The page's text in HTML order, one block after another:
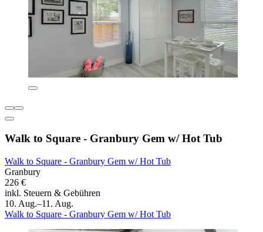
Walk to Square - Granbury Gem w/ Hot Tub
Walk to Square - Granbury Gem w/ Hot Tub
Granbury
226 €
inkl. Steuern & Gebühren
10. Aug.–11. Aug.
Walk to Square - Granbury Gem w/ Hot Tub